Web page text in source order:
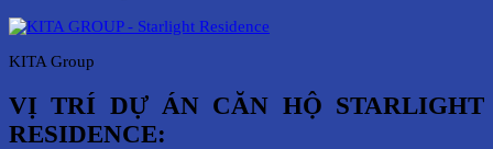
KITA Group
VỊ TRÍ DỰ ÁN CĂN HỘ STARLIGHT
RESIDENCE: